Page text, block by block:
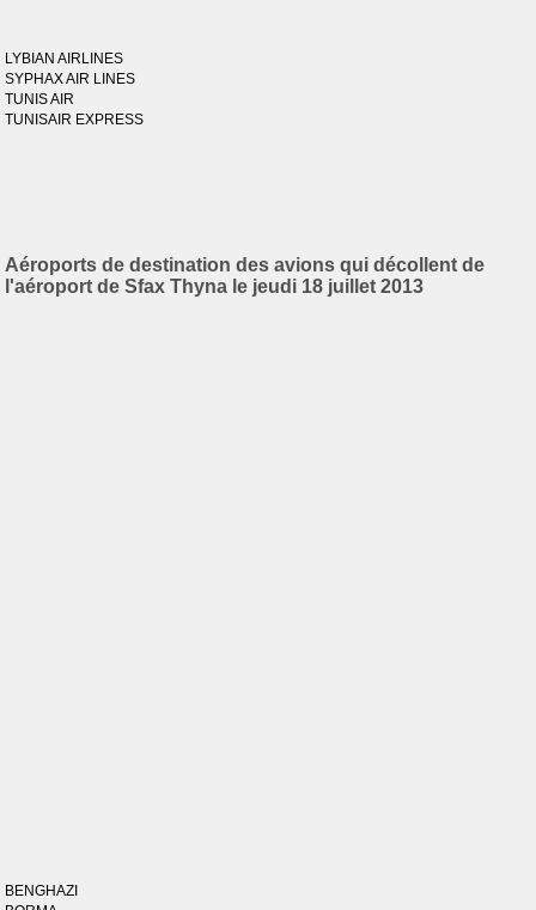
LYBIAN AIRLINES
SYPHAX AIR LINES
TUNIS AIR
TUNISAIR EXPRESS
Aéroports de destination des avions qui décollent de
l'aéroport de Sfax Thyna le jeudi 18 juillet 2013
BENGHAZI